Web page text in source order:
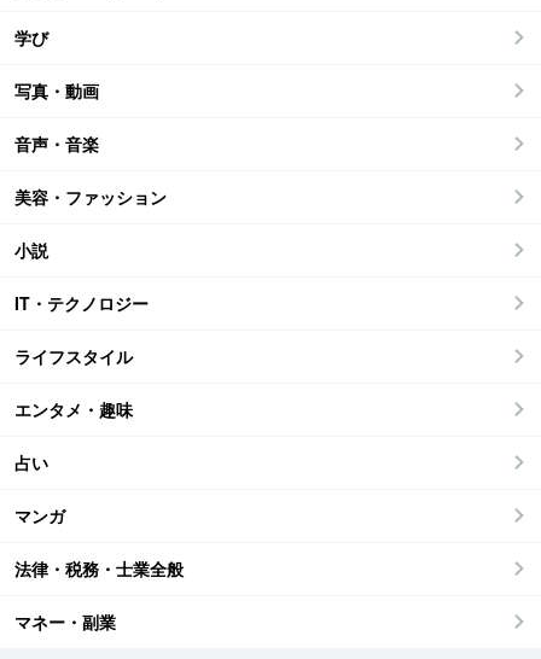
学び
写真・動画
音声・音楽
美容・ファッション
小説
IT・テクノロジー
ライフスタイル
エンタメ・趣味
占い
マンガ
法律・税務・士業全般
マネー・副業